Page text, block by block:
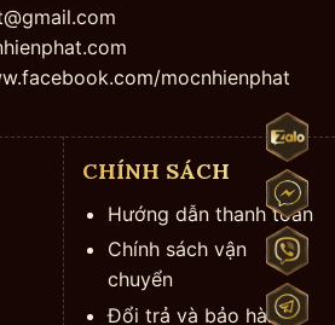
mocnhienphat
CHÍNH SÁCH
Hướng dẫn thanh toán
Chính sách vận
chuyển
Đổi trả và bảo hành